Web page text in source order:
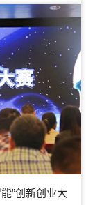
”创新创业大